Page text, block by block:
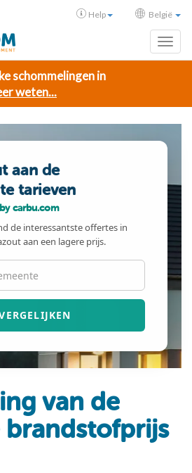
Help België
schommelingen in
weten...
aan de
tarieven
carbu.com
de interessantste offertes in
aan een lagere prijs.
van de
brandstofprijs